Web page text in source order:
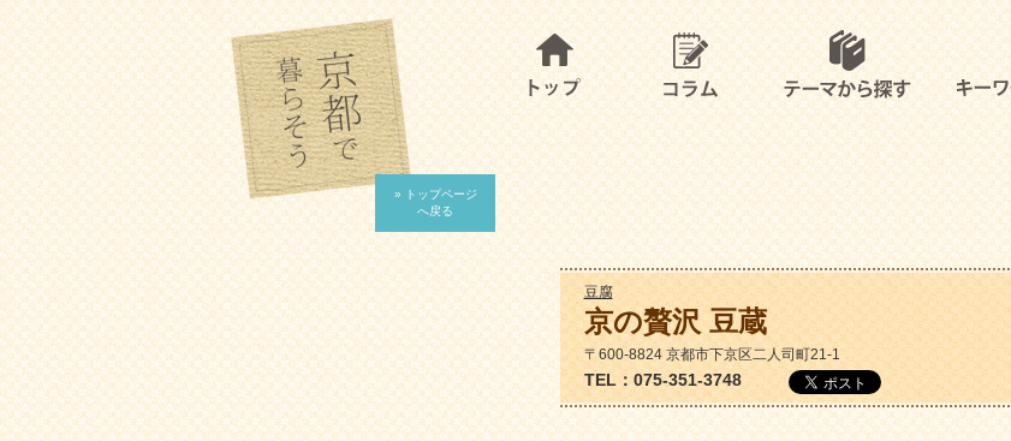
» トップページ
へ戻る
豆腐
京の贅沢 豆蔵
〒600-8824 京都市下京区二人司町21-1
TEL：075-351-3748